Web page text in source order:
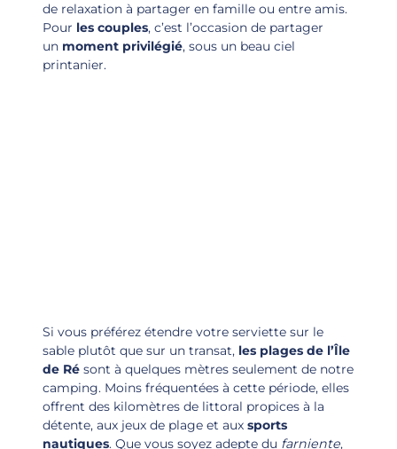
de relaxation à partager en famille ou entre amis.
Pour les couples, c’est l’occasion de partager
un moment privilégié, sous un beau ciel
printanier.
Si vous préférez étendre votre serviette sur le
sable plutôt que sur un transat, les plages de l’Île
de Ré sont à quelques mètres seulement de notre
camping. Moins fréquentées à cette période, elles
offrent des kilomètres de littoral propices à la
détente, aux jeux de plage et aux sports
nautiques. Que vous soyez adepte du farniente,